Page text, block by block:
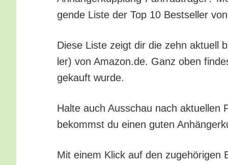
gen­de Lis­te der Top 10 Best­sel­ler
Die­se Lis­te zeigt dir die zehn aktu­ell
ler) von Amazon.de. Ganz oben
gekauft wurde.
Hal­te auch Aus­schau nach aktu­el­len
bekommst du einen guten
Mit einem Klick auf den zuge­hö­ri­gen